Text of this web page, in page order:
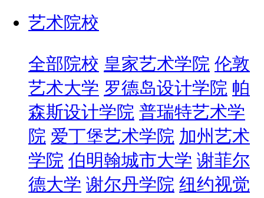
艺术院校
全部院校 皇家艺术学院 伦敦
艺术大学 罗德岛设计学院 帕
森斯设计学院 普瑞特艺术学
院 爱丁堡艺术学院 加州艺术
学院 伯明翰城市大学 谢菲尔
德大学 谢尔丹学院 纽约视觉